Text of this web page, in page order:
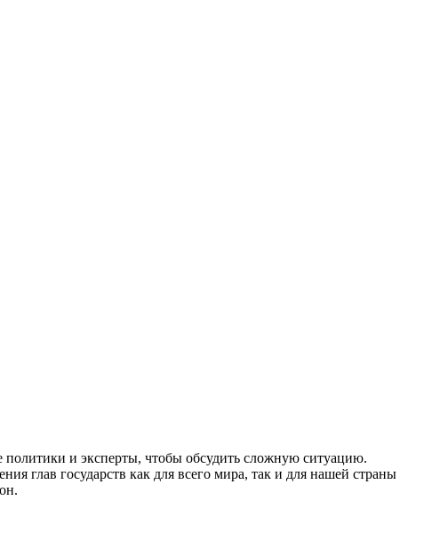
и эксперты, чтобы обсудить сложную ситуацию.
глав государств как для всего мира, так и для нашей страны